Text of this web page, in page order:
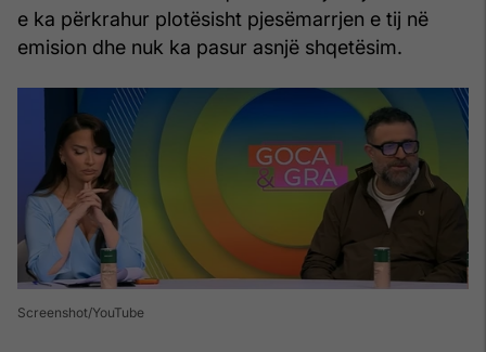
e ka përkrahur plotësisht pjesëmarrjen e tij në
emision dhe nuk ka pasur asnjë shqetësim.
Screenshot/YouTube